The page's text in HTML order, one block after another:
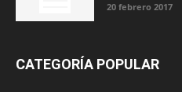
20 febrero 2017
CATEGORÍA POPULAR